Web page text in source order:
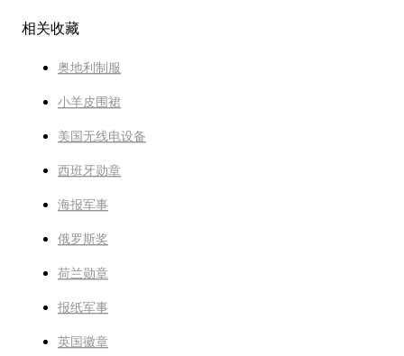
相关收藏
奥地利制服
小羊皮围裙
美国无线电设备
西班牙勋章
海报军事
俄罗斯奖
荷兰勋章
报纸军事
英国徽章